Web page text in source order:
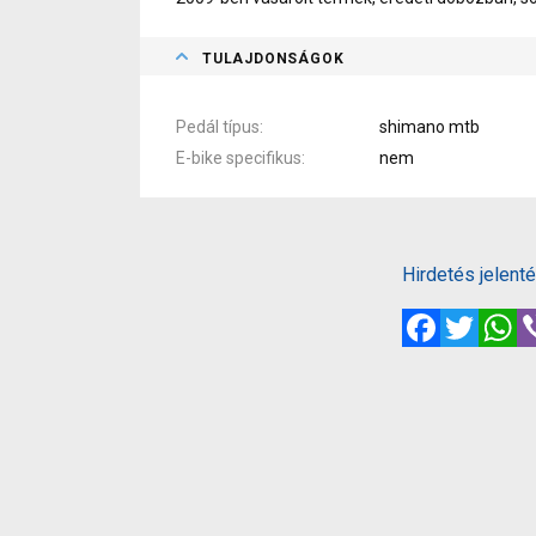
TULAJDONSÁGOK
Pedál típus
shimano mtb
E-bike specifikus
nem
Hirdetés
FacebookTwitter